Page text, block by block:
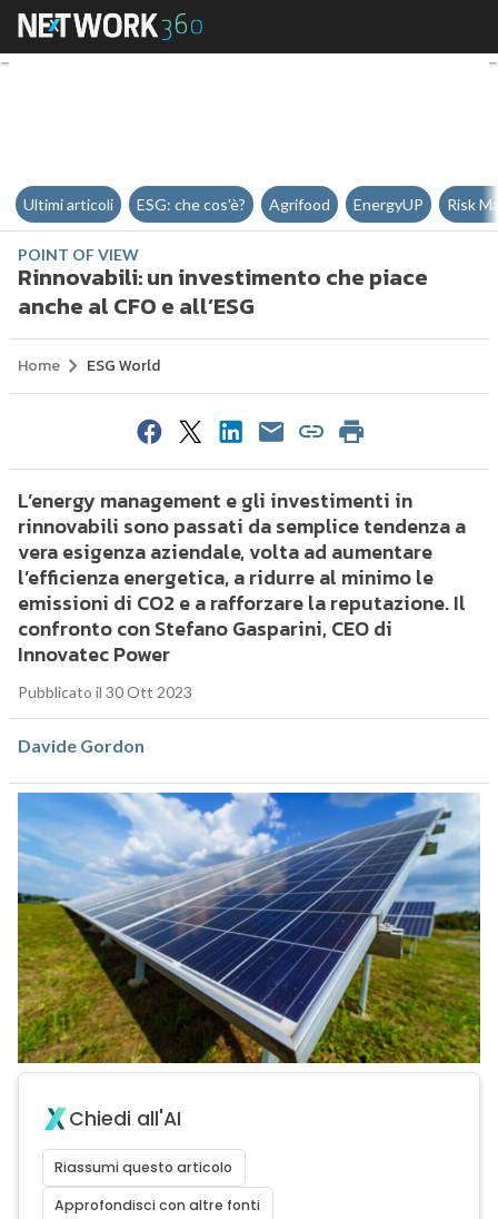
Rinnovabili: un investimento che
Ultimi articoli ESG: che cos'è? Agrifood EnergyUP Risk
POINT OF VIEW
Rinnovabili: un investimento che piace
anche al CFO e all’ESG
Home ESG World
L’energy management e gli investimenti in
rinnovabili sono passati da semplice tendenza a
vera esigenza aziendale, volta ad aumentare
l’efficienza energetica, a ridurre al minimo le
emissioni di CO2 e a rafforzare la reputazione. Il
confronto con Stefano Gasparini, CEO di
Innovatec Power
Pubblicato il 30 Ott 2023
Davide Gordon
Chiedi all'AI
Riassumi questo articolo
Approfondisci con altre fonti